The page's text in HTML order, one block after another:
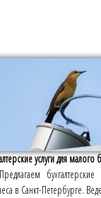
услуги для малого
Предлагаем
в Санкт-Петербурге.